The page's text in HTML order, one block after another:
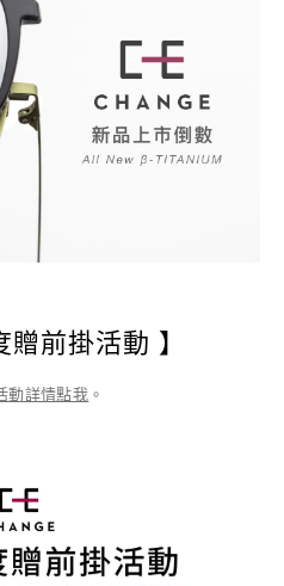
贈前掛活動 】
動詳情點我 。